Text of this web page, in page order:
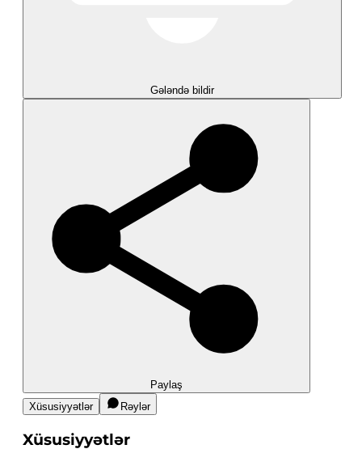
Gələndə bildir
Paylaş
Xüsusiyyətlər
Rəylər
Xüsusiyyətlər